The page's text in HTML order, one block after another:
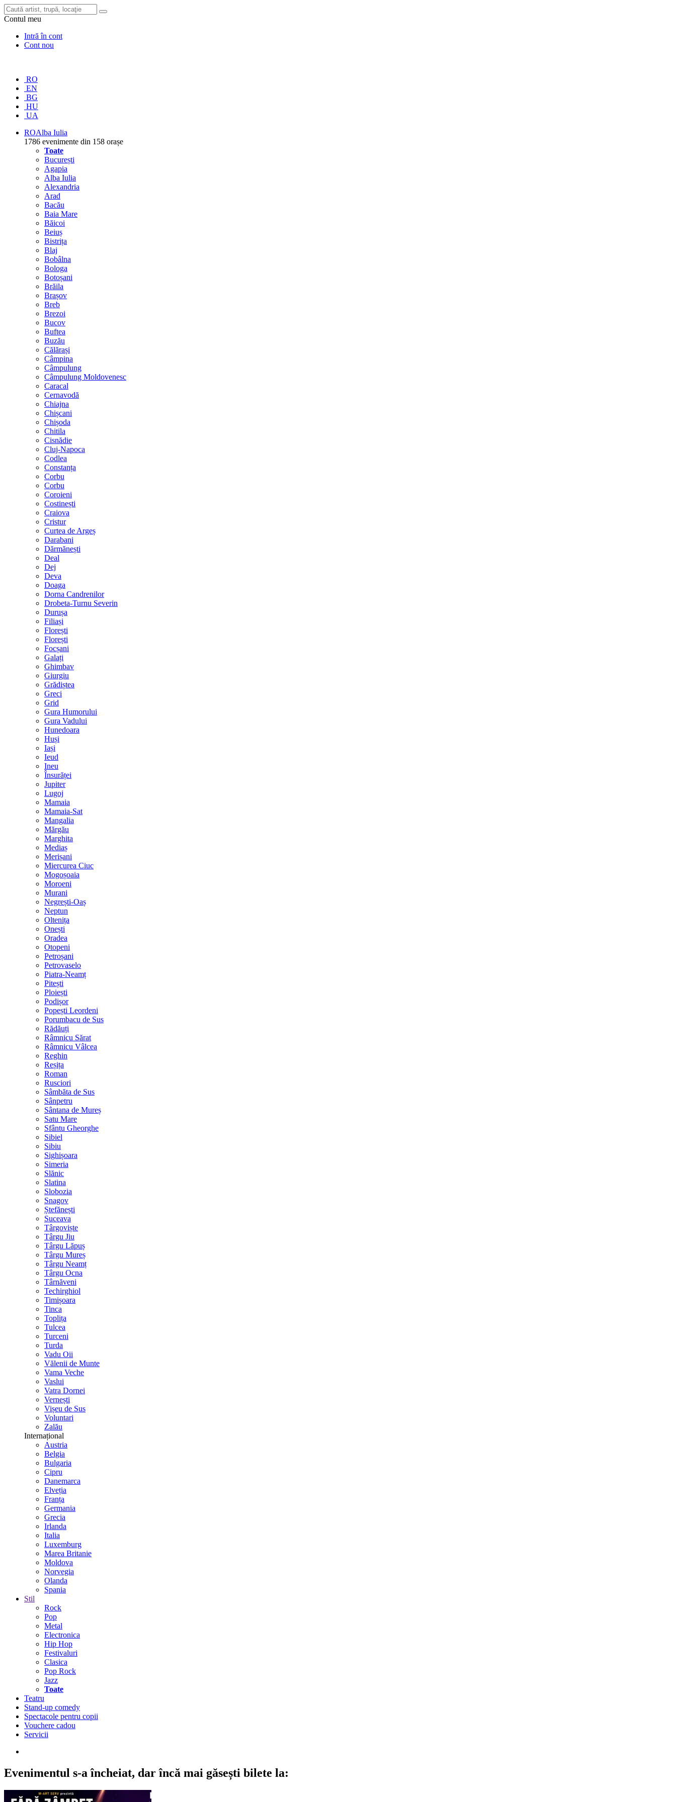
Contul meu
Intră în cont
Cont nou
RO
EN
BG
HU
UA
ROAlba Iulia
1786 evenimente din 158 orașe
Toate
București
Agapia
Alba Iulia
Alexandria
Arad
Bacău
Baia Mare
Băicoi
Beiuș
Bistrița
Blaj
Bobâlna
Bologa
Botoșani
Brăila
Brașov
Breb
Brezoi
Bucov
Buftea
Buzău
Călărași
Câmpina
Câmpulung
Câmpulung Moldovenesc
Caracal
Cernavodă
Chiajna
Chișcani
Chișoda
Chitila
Cisnădie
Cluj-Napoca
Codlea
Constanța
Corbu
Corbu
Coroieni
Costinești
Craiova
Cristur
Curtea de Argeș
Darabani
Dărmănești
Deal
Dej
Deva
Doaga
Dorna Candrenilor
Drobeta-Turnu Severin
Durușa
Filiași
Florești
Florești
Focșani
Galați
Ghimbav
Giurgiu
Grădiștea
Greci
Grid
Gura Humorului
Gura Vadului
Hunedoara
Huși
Iași
Ieud
Ineu
Însurăței
Jupiter
Lugoj
Mamaia
Mamaia-Sat
Mangalia
Mărgău
Marghita
Mediaș
Merișani
Miercurea Ciuc
Mogoșoaia
Moroeni
Murani
Negrești-Oaș
Neptun
Oltenița
Onești
Oradea
Otopeni
Petroșani
Petrovaselo
Piatra-Neamț
Pitești
Ploiești
Podișor
Popești Leordeni
Porumbacu de Sus
Rădăuți
Râmnicu Sărat
Râmnicu Vâlcea
Reghin
Reșița
Roman
Rusciori
Sâmbăta de Sus
Sânpetru
Sântana de Mureș
Satu Mare
Sfântu Gheorghe
Sibiel
Sibiu
Sighișoara
Simeria
Slănic
Slatina
Slobozia
Snagov
Ștefănești
Suceava
Târgoviște
Târgu Jiu
Târgu Lăpuș
Târgu Mureș
Târgu Neamț
Târgu Ocna
Târnăveni
Techirghiol
Timișoara
Tinca
Toplița
Tulcea
Turceni
Turda
Vadu Oii
Vălenii de Munte
Vama Veche
Vaslui
Vatra Dornei
Vernești
Vișeu de Sus
Voluntari
Zalău
Internațional
Austria
Belgia
Bulgaria
Cipru
Danemarca
Elveția
Franța
Germania
Grecia
Irlanda
Italia
Luxemburg
Marea Britanie
Moldova
Norvegia
Olanda
Spania
Stil
Rock
Pop
Metal
Electronica
Hip Hop
Festivaluri
Clasica
Pop Rock
Jazz
Toate
Teatru
Stand-up comedy
Spectacole pentru copii
Vouchere cadou
Servicii
Evenimentul s-a încheiat, dar încă mai găsești bilete la: